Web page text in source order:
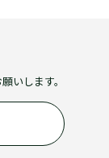
いします。